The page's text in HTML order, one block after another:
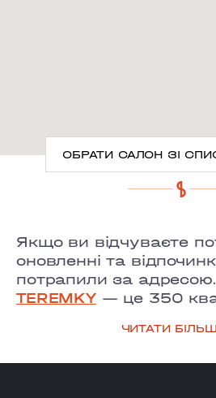
ОБРАТИ САЛОН ЗІ
MYSHUHY
GRAND PRIX
Якщо ви відчуваєте
оновленні та
потрапили за адресою.
TEREMKY — це 350
міста і один з наших
ЧИТАТИ